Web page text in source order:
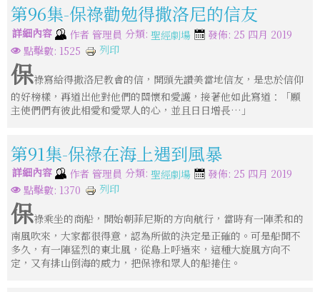
第96集-保祿勸勉得撒洛尼的信友
詳細內容 作者 管理員 分類: 聖經劇場
發佈: 25 四月 2019
點擊數: 1525
列印
保祿寫給得撒洛尼教會的信，開頭先讚美當地信友，是忠於信仰
的好榜樣，再道出他對他們的關懷和愛護，接著他如此寫道：「願
主使們們有彼此相愛和愛眾人的心，並且日日增長…」
第91集-保祿在海上遇到風暴
詳細內容 作者 管理員 分類: 聖經劇場
發佈: 25 四月 2019
點擊數: 1370
列印
保祿乘坐的商船，開始朝菲尼斯的方向航行，當時有一陣柔和的
南風吹來，大家都很得意，認為所做的決定是正確的。可是船開不
多久，有一陣猛烈的東北風，從島上呼過來，這種大旋風方向不
定，又有排山倒海的威力，把保祿和眾人的船捲住。